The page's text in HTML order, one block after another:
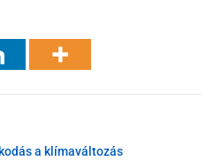
a klímaváltozás